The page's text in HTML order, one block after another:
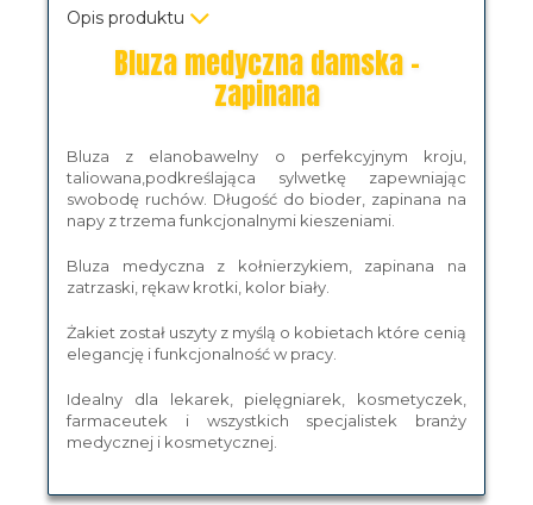
Opis produktu
Bluza medyczna damska -
zapinana
Bluza z elanobawelny o perfekcyjnym kroju,
taliowana,podkreślająca sylwetkę zapewniając
swobodę ruchów. Długość do bioder, zapinana na
napy z trzema funkcjonalnymi kieszeniami.
Bluza medyczna z kołnierzykiem, zapinana na
zatrzaski, rękaw krotki, kolor biały.
Żakiet został uszyty z myślą o kobietach które cenią
elegancję i funkcjonalność w pracy.
Idealny dla lekarek, pielęgniarek, kosmetyczek,
farmaceutek i wszystkich specjalistek branży
medycznej i kosmetycznej.